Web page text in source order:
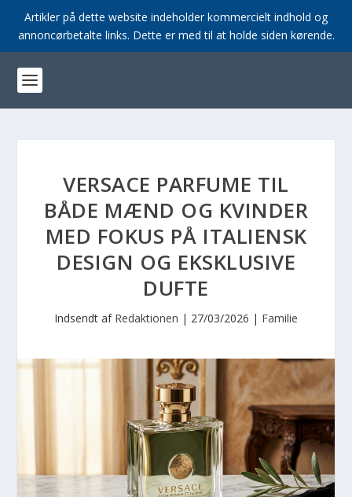
Artikler på dette website indeholder kommercielt indhold og
annoncørbetalte links. Dette er med til at holde siden kørende.
VERSACE PARFUME TIL
BÅDE MÆND OG KVINDER
MED FOKUS PÅ ITALIENSK
DESIGN OG EKSKLUSIVE
DUFTE
Indsendt af Redaktionen | 27/03/2026 | Familie